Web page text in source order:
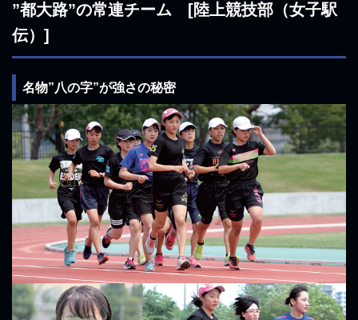
”都大路”の常連チーム [陸上競技部（女子駅
伝）]
名物”八の字”が強さの秘密